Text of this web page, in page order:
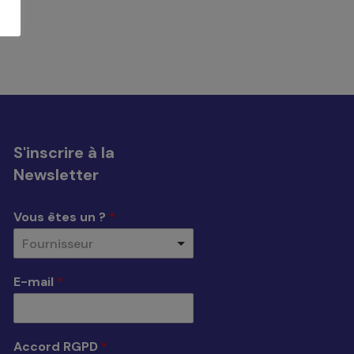
S'inscrire à la
Newsletter
Vous êtes un ? *
Fournisseur
E-mail *
Accord RGPD *